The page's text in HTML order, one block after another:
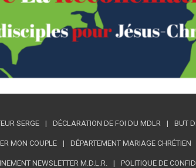
SERGE DÉCLARATION DE FOI DU MDLR BUT
MON COUPLE DÉPARTEMENT MARIAGE CHRÉTIEN
NEWSLETTER M.D.L.R. POLITIQUE DE